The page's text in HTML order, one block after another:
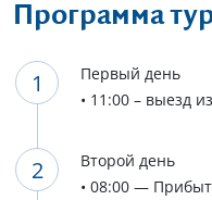
Программа
Первый день
• 11:00 – выезд
Второй день
• 08:00 —